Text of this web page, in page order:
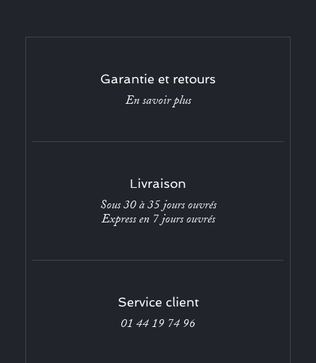
Garantie et retours
En savoir plus
Livraison
Sous 30 à 35 jours ouvrés
Express en 7 jours ouvrés
Service client
01 44 19 74 96